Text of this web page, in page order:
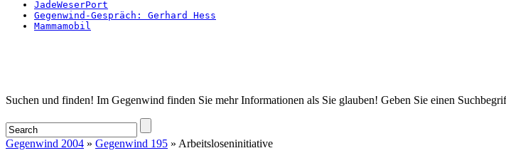
JadeWeserPort
Gegenwind-Gespräch: Gerhard Hess
Mammamobil
Startseite
Suchen und finden! Im Gegenwind finden Sie mehr Informationen als Sie glauben! Geben Sie einen
Gegenwind 2004 » Gegenwind 195 » Arbeitsloseninitiative